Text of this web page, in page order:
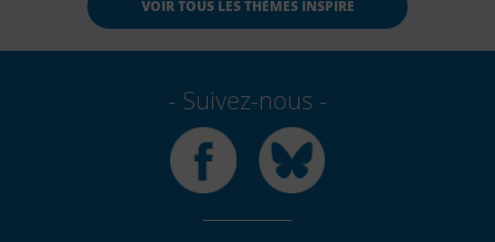
VOIR TOUS LES THÈMES INSPIRE
Suivez-nous
Facebook Bluesky